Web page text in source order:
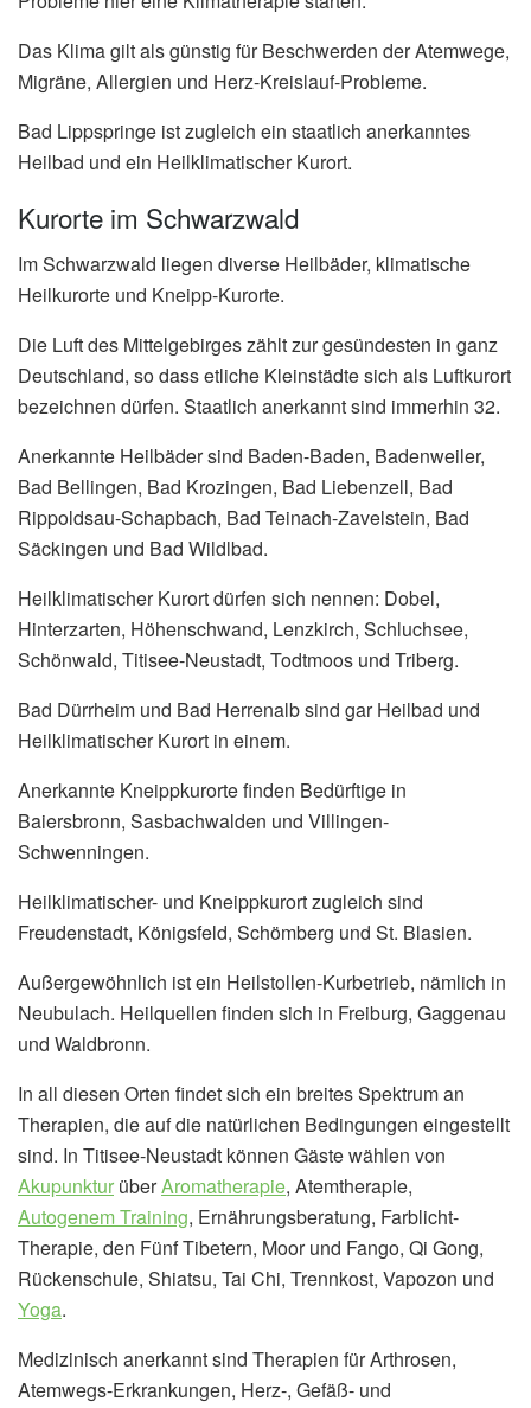
Das Klima gilt als günstig für Beschwerden der Atemwege,
Migräne, Allergien und Herz-Kreislauf-Probleme.
Bad Lippspringe ist zugleich ein staatlich anerkanntes
Heilbad und ein Heilklimatischer Kurort.
Kurorte im Schwarzwald
Im Schwarzwald liegen diverse Heilbäder, klimatische
Heilkurorte und Kneipp-Kurorte.
Die Luft des Mittelgebirges zählt zur gesündesten in ganz
Deutschland, so dass etliche Kleinstädte sich als Luftkurort
bezeichnen dürfen. Staatlich anerkannt sind immerhin 32.
Anerkannte Heilbäder sind Baden-Baden, Badenweiler,
Bad Bellingen, Bad Krozingen, Bad Liebenzell, Bad
Rippoldsau-Schapbach, Bad Teinach-Zavelstein, Bad
Säckingen und Bad Wildlbad.
Heilklimatischer Kurort dürfen sich nennen: Dobel,
Hinterzarten, Höhenschwand, Lenzkirch, Schluchsee,
Schönwald, Titisee-Neustadt, Todtmoos und Triberg.
Bad Dürrheim und Bad Herrenalb sind gar Heilbad und
Heilklimatischer Kurort in einem.
Anerkannte Kneippkurorte finden Bedürftige in
Baiersbronn, Sasbachwalden und Villingen-
Schwenningen.
Heilklimatischer- und Kneippkurort zugleich sind
Freudenstadt, Königsfeld, Schömberg und St. Blasien.
Außergewöhnlich ist ein Heilstollen-Kurbetrieb, nämlich in
Neubulach. Heilquellen finden sich in Freiburg, Gaggenau
und Waldbronn.
In all diesen Orten findet sich ein breites Spektrum an
Therapien, die auf die natürlichen Bedingungen eingestellt
sind. In Titisee-Neustadt können Gäste wählen von
Akupunktur überAromatherapie, Atemtherapie,
Autogenem Training, Ernährungsberatung, Farblicht-
Therapie, den Fünf Tibetern, Moor und Fango, Qi Gong,
Rückenschule, Shiatsu, Tai Chi, Trennkost, Vapozon und
Yoga.
Medizinisch anerkannt sind Therapien für Arthrosen,
Atemwegs-Erkrankungen, Herz-, Gefäß- und